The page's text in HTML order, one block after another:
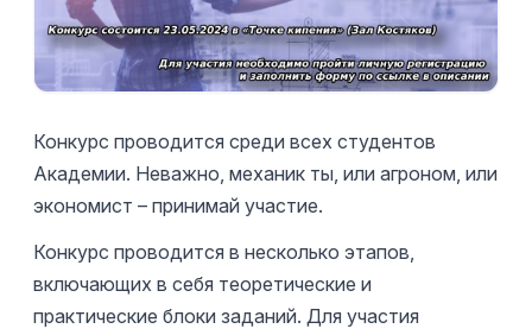
Конкурс проводится среди всех студентов
Академии. Неважно, механик ты, или агроном, или
экономист – принимай участие.
Конкурс проводится в несколько этапов,
включающих в себя теоретические и
практические блоки заданий. Для участия